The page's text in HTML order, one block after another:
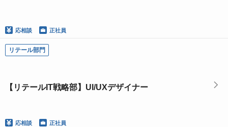
応相談 正社員
リテール部門
【リテールIT戦略部】UI/UXデザイナー
応相談 正社員